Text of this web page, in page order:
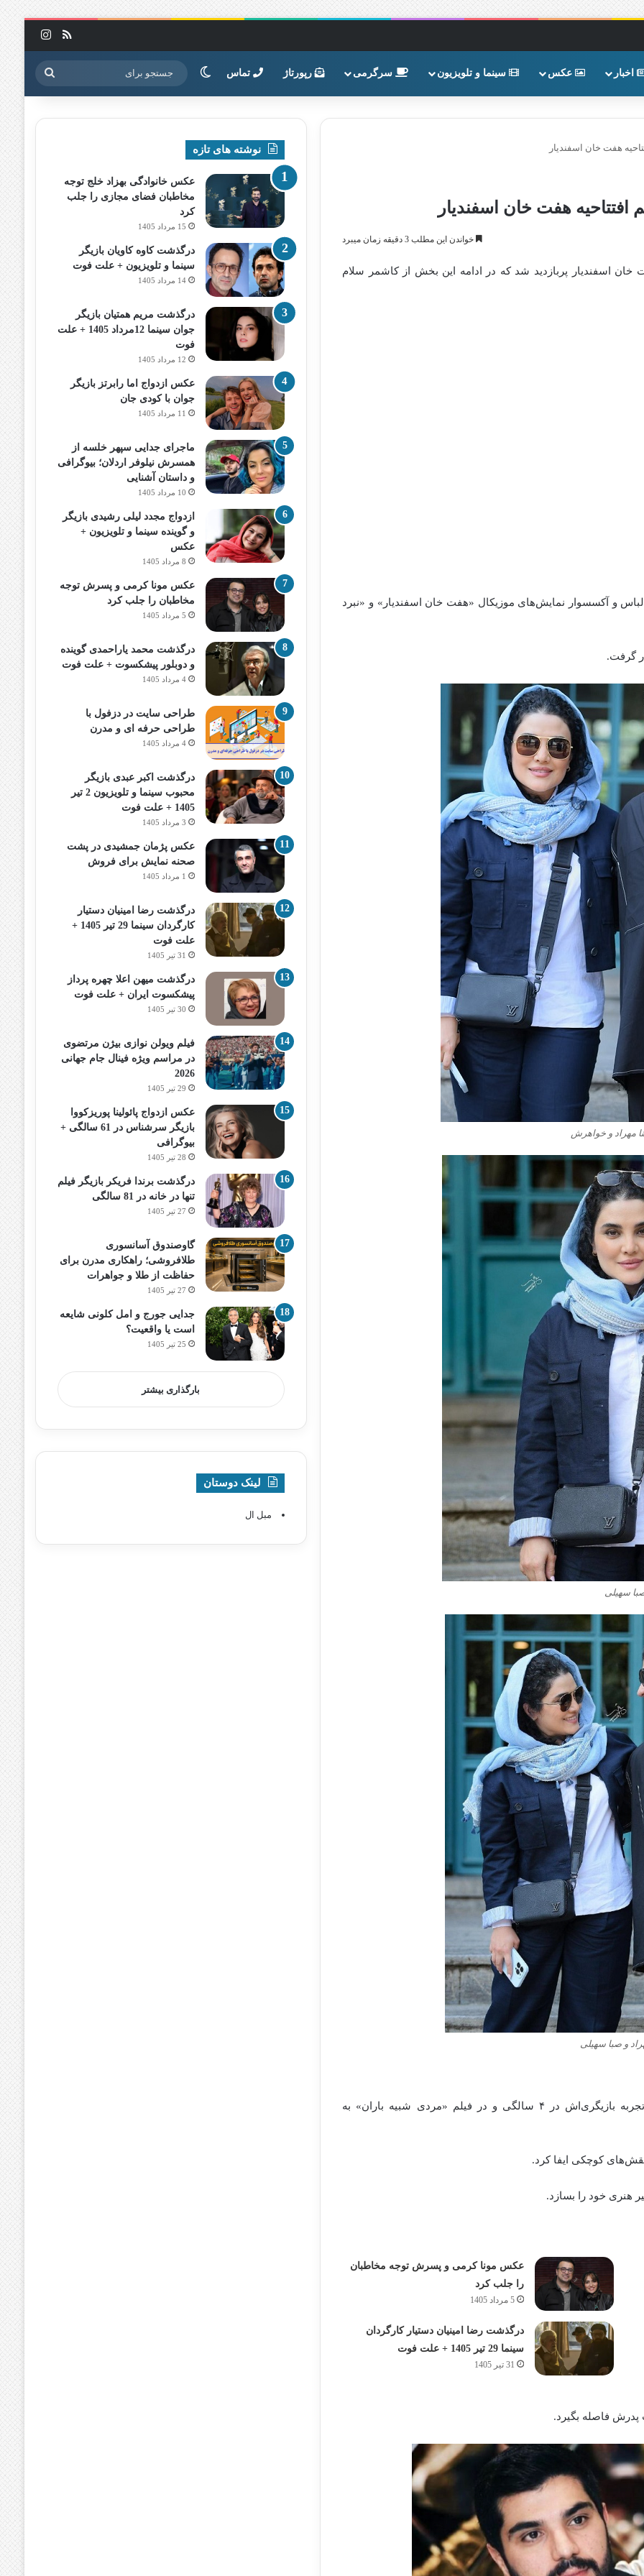
خوراک
اخبار عکس سینما و تلویزیون سرگرمی رپورتاژ تماس تغییر پوسته جستجو
برای
هفت‌ خان اسفندیار
هفت‌ خان اسفندیار
خواندن این مطلب 3 دقیقه زمان میبرد
اسفندیار پربازدید شد که در ادامه این بخش از کاشمر سلام
و آکسسوار نمایش‌های موزیکال «هفت‌ خان اسفندیار» و «نبرد
گرفت.
مهراد و خواهرش
سهیلی
و صبا سهیلی
سینا مهراد از کودکی با فضای سینما آشنا بود. نخستین تجربه بازیگری‌اش در ۴ سالگی و در فیلم «مردی شبیه باران» به
کوچکی ایفا کرد.
هنری خود را بسازد.
عکس مونا کرمی و پسرش توجه مخاطبان
را جلب کرد
5 مرداد 1405
درگذشت رضا امینیان دستیار کارگردان
سینما 29 تیر 1405 + علت فوت
31 تیر 1405
پدرش فاصله بگیرد.
نوشته های تازه
عکس خانوادگی بهزاد خلج توجه
مخاطبان فضای مجازی را جلب
کرد
15 مرداد 1405
درگذشت کاوه کاویان بازیگر
سینما و تلویزیون + علت فوت
14 مرداد 1405
درگذشت مریم همتیان بازیگر
جوان سینما 12مرداد 1405 + علت
فوت
12 مرداد 1405
عکس ازدواج اما رابرتز بازیگر
جوان با کودی جان
11 مرداد 1405
ماجرای جدایی سپهر خلسه از
همسرش نیلوفر اردلان؛ بیوگرافی
و داستان آشنایی
10 مرداد 1405
ازدواج مجدد لیلی رشیدی بازیگر
و گوینده سینما و تلویزیون +
عکس
8 مرداد 1405
عکس مونا کرمی و پسرش توجه
مخاطبان را جلب کرد
5 مرداد 1405
درگذشت محمد یاراحمدی گوینده
و دوبلور پیشکسوت + علت فوت
4 مرداد 1405
طراحی سایت در دزفول با
طراحی حرفه‌ ای و مدرن
4 مرداد 1405
درگذشت اکبر عبدی بازیگر
محبوب سینما و تلویزیون 2 تیر
1405 + علت فوت
3 مرداد 1405
عکس پژمان جمشیدی در پشت
صحنه نمایش برای فروش
1 مرداد 1405
درگذشت رضا امینیان دستیار
کارگردان سینما 29 تیر 1405 +
علت فوت
31 تیر 1405
درگذشت میهن اعلا چهره پرداز
پیشکسوت ایران + علت فوت
30 تیر 1405
فیلم ویولن نوازی بیژن مرتضوی
در مراسم ویژه فینال جام جهانی
2026
29 تیر 1405
عکس ازدواج پائولینا پوریزکووا
بازیگر سرشناس در 61 سالگی +
بیوگرافی
28 تیر 1405
درگذشت برندا فریکر بازیگر فیلم
تنها در خانه در 81 سالگی
27 تیر 1405
گاوصندوق آسانسوری
طلافروشی؛ راهکاری مدرن برای
حفاظت از طلا و جواهرات
27 تیر 1405
جدایی جورج و امل کلونی شایعه
است یا واقعیت؟
25 تیر 1405
بارگذاری بیشتر
لینک دوستان
مبل ال